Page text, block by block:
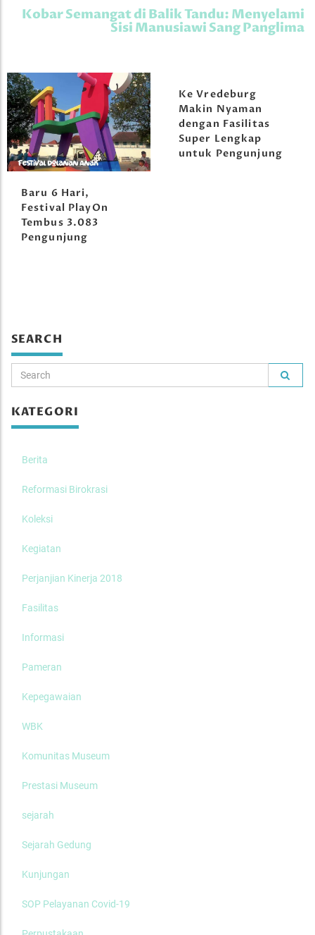
Kobar Semangat di Balik Tandu: Menyelami
Sisi Manusiawi Sang Panglima
Baru 6 Hari,
Festival PlayOn
Tembus 3.083
Pengunjung
Ke Vredeburg
Makin Nyaman
dengan Fasilitas
Super Lengkap
untuk Pengunjung
SEARCH
KATEGORI
Berita
Reformasi Birokrasi
Koleksi
Kegiatan
Perjanjian Kinerja 2018
Fasilitas
Informasi
Pameran
Kepegawaian
WBK
Komunitas Museum
Prestasi Museum
sejarah
Sejarah Gedung
Kunjungan
SOP Pelayanan Covid-19